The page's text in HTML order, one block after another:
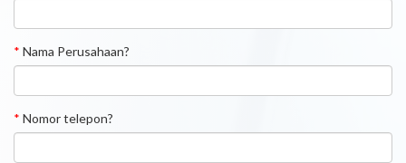
* Nama Perusahaan?
* Nomor telepon?